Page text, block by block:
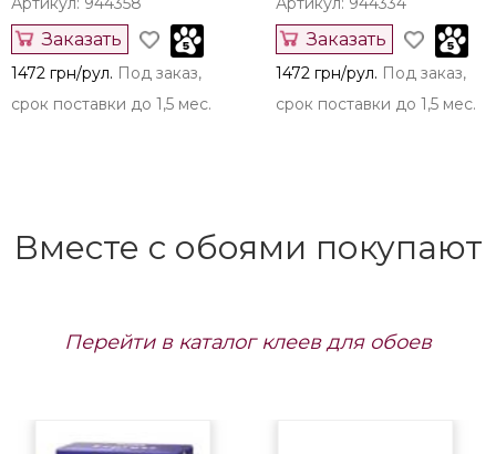
Заказать
1472 грн/рул. Под заказ,
срок поставки до 1,5 мес.
Заказать
1472 грн/рул. Под заказ,
срок поставки до 1,5 мес.
Вместе с обоями покупают
Перейти в каталог клеев для обоев